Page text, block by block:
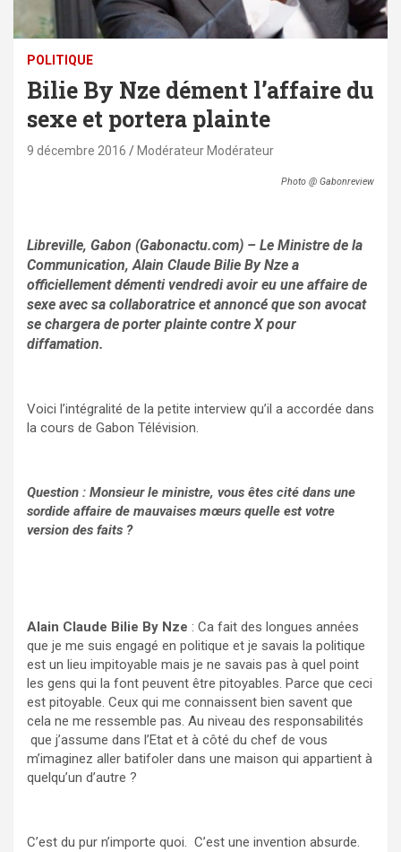
POLITIQUE
Bilie By Nze dément l’affaire du
sexe et portera plainte
9 décembre 2016 Modérateur Modérateur
Photo @ Gabonreview
Libreville, Gabon (Gabonactu.com) – Le Ministre de la
Communication, Alain Claude Bilie By Nze a
officiellement démenti vendredi avoir eu une affaire de
sexe avec sa collaboratrice et annoncé que son avocat
se chargera de porter plainte contre X pour
diffamation.
Voici l’intégralité de la petite interview qu’il a accordée dans
la cours de Gabon Télévision.
Question : Monsieur le ministre, vous êtes cité dans une
sordide affaire de mauvaises mœurs quelle est votre
version des faits ?
Alain Claude Bilie By Nze : Ca fait des longues années
que je me suis engagé en politique et je savais la politique
est un lieu impitoyable mais je ne savais pas à quel point
les gens qui la font peuvent être pitoyables. Parce que ceci
est pitoyable. Ceux qui me connaissent bien savent que
cela ne me ressemble pas. Au niveau des responsabilités
que j’assume dans l’Etat et à côté du chef de vous
m’imaginez aller batifoler dans une maison qui appartient à
quelqu’un d’autre ?
C’est du pur n’importe quoi. C’est une invention absurde.